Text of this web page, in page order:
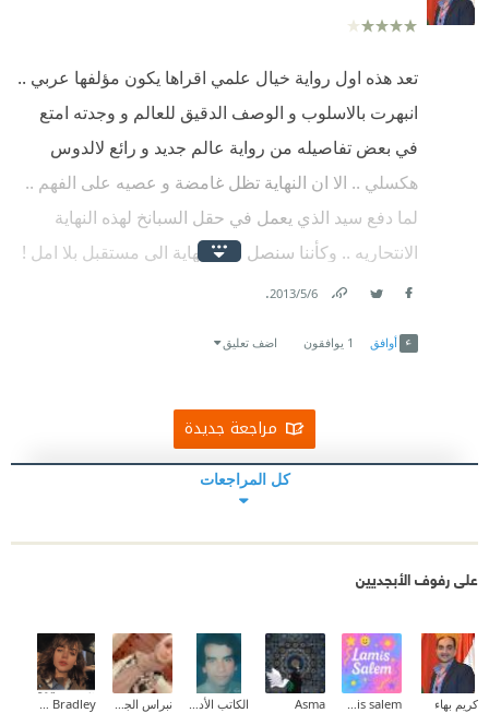
تعد هذه اول رواية خيال علمي اقراها يكون مؤلفها عربي ..
انبهرت بالاسلوب و الوصف الدقيق للعالم و وجدته امتع
في بعض تفاصيله من رواية عالم جديد و رائع لالدوس
هكسلي .. الا ان النهاية تظل غامضة و عصيه على الفهم ..
لما دفع سيد الذي يعمل في حقل السبانخ لهذه النهاية
الانتحاريه .. وكأننا سنصل في النهاية الي مستقبل بلا امل !
6‏/5‏/2013
.
أوافق 1 يوافقون اضف تعليق
مراجعة جديدة
كل المراجعات
على رفوف الأبجديين
كريم بهاء Asma